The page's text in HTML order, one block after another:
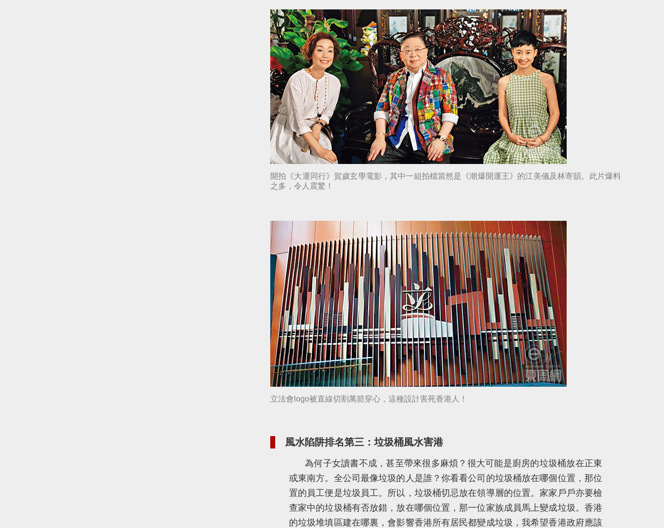
開拍《大運同行》賀歲玄學電影，其中一組拍檔當然是《潮爆開運王》的江美儀及林寄韻。此片爆料
之多，令人震驚！
立法會logo被直線切割萬箭穿心，這種設計害死香港人！
風水陷阱排名第三：垃圾桶風水害港
為何子女讀書不成，甚至帶來很多麻煩？很大可能是廚房的垃圾桶放在正東
或東南方。全公司最像垃圾的人是誰？你看看公司的垃圾桶放在哪個位置，那位
置的員工便是垃圾員工。所以，垃圾桶切忌放在領導層的位置。家家戶戶亦要檢
查家中的垃圾桶有否放錯，放在哪個位置，那一位家族成員馬上變成垃圾。香港
的垃圾堆填區建在哪裏，會影響香港所有居民都變成垃圾，我希望香港政府應該